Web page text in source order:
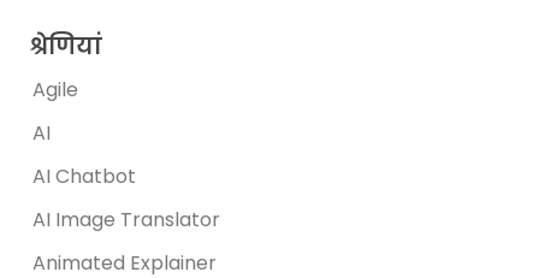
श्रेणियां
Agile
AI
AI Chatbot
AI Image Translator
Animated Explainer